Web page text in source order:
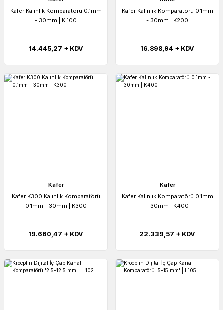
Kafer Kalınlık Komparatörü 0.1mm
- 30mm | K 100
14.445,27 + KDV
Kafer Kalınlık Komparatörü 0.1mm
- 30mm | K200
16.898,94 + KDV
Kafer
Kafer K300 Kalınlık Komparatörü
0.1mm - 30mm | K300
19.660,47 + KDV
Kafer
Kafer Kalınlık Komparatörü 0.1mm
- 30mm | K400
22.339,57 + KDV